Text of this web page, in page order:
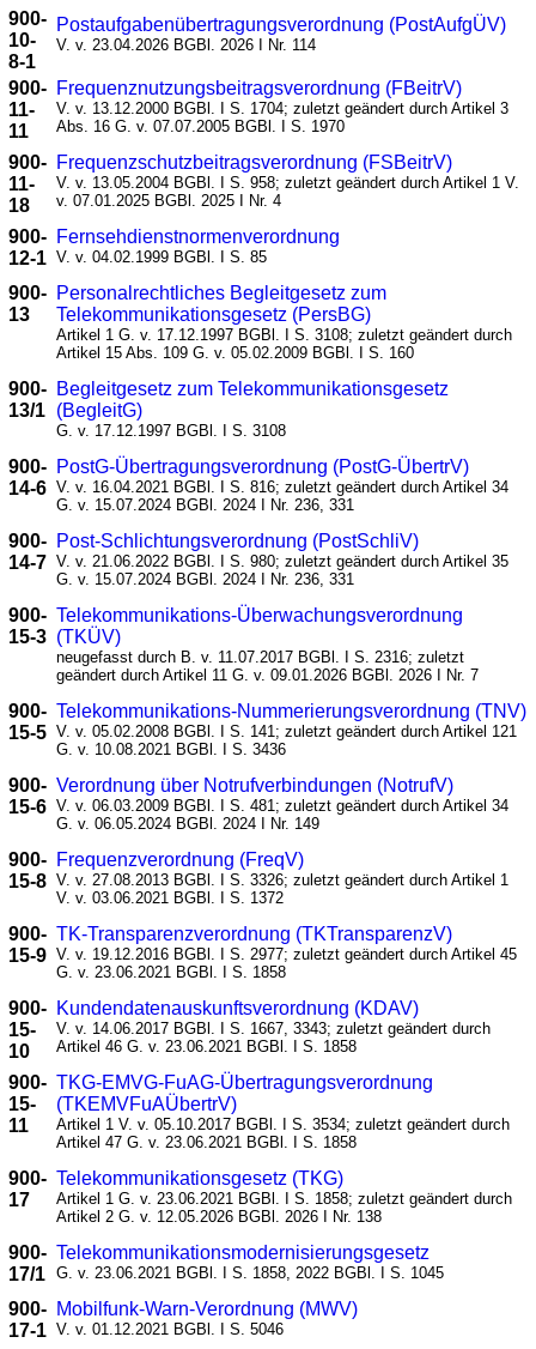
900-
10-
8-1
Postaufgabenübertragungsverordnung (PostAufgÜV)
V. v. 23.04.2026 BGBl. 2026 I Nr. 114
900-
11-
11
Frequenznutzungsbeitragsverordnung (FBeitrV)
V. v. 13.12.2000 BGBl. I S. 1704; zuletzt geändert durch Artikel 3
Abs. 16 G. v. 07.07.2005 BGBl. I S. 1970
900-
11-
18
Frequenzschutzbeitragsverordnung (FSBeitrV)
V. v. 13.05.2004 BGBl. I S. 958; zuletzt geändert durch Artikel 1 V.
v. 07.01.2025 BGBl. 2025 I Nr. 4
900-
12-1
Fernsehdienstnormenverordnung
V. v. 04.02.1999 BGBl. I S. 85
900-
13
Personalrechtliches Begleitgesetz zum
Telekommunikationsgesetz (PersBG)
Artikel 1 G. v. 17.12.1997 BGBl. I S. 3108; zuletzt geändert durch
Artikel 15 Abs. 109 G. v. 05.02.2009 BGBl. I S. 160
900-
13/1
Begleitgesetz zum Telekommunikationsgesetz
(BegleitG)
G. v. 17.12.1997 BGBl. I S. 3108
900-
14-6
PostG-Übertragungsverordnung (PostG-ÜbertrV)
V. v. 16.04.2021 BGBl. I S. 816; zuletzt geändert durch Artikel 34
G. v. 15.07.2024 BGBl. 2024 I Nr. 236, 331
900-
14-7
Post-Schlichtungsverordnung (PostSchliV)
V. v. 21.06.2022 BGBl. I S. 980; zuletzt geändert durch Artikel 35
G. v. 15.07.2024 BGBl. 2024 I Nr. 236, 331
900-
15-3
Telekommunikations-Überwachungsverordnung
(TKÜV)
neugefasst durch B. v. 11.07.2017 BGBl. I S. 2316; zuletzt
geändert durch Artikel 11 G. v. 09.01.2026 BGBl. 2026 I Nr. 7
900-
15-5
Telekommunikations-Nummerierungsverordnung (TNV)
V. v. 05.02.2008 BGBl. I S. 141; zuletzt geändert durch Artikel 121
G. v. 10.08.2021 BGBl. I S. 3436
900-
15-6
Verordnung über Notrufverbindungen (NotrufV)
V. v. 06.03.2009 BGBl. I S. 481; zuletzt geändert durch Artikel 34
G. v. 06.05.2024 BGBl. 2024 I Nr. 149
900-
15-8
Frequenzverordnung (FreqV)
V. v. 27.08.2013 BGBl. I S. 3326; zuletzt geändert durch Artikel 1
V. v. 03.06.2021 BGBl. I S. 1372
900-
15-9
TK-Transparenzverordnung (TKTransparenzV)
V. v. 19.12.2016 BGBl. I S. 2977; zuletzt geändert durch Artikel 45
G. v. 23.06.2021 BGBl. I S. 1858
900-
15-
10
Kundendatenauskunftsverordnung (KDAV)
V. v. 14.06.2017 BGBl. I S. 1667, 3343; zuletzt geändert durch
Artikel 46 G. v. 23.06.2021 BGBl. I S. 1858
900-
15-
11
TKG-EMVG-FuAG-Übertragungsverordnung
(TKEMVFuAÜbertrV)
Artikel 1 V. v. 05.10.2017 BGBl. I S. 3534; zuletzt geändert durch
Artikel 47 G. v. 23.06.2021 BGBl. I S. 1858
900-
17
Telekommunikationsgesetz (TKG)
Artikel 1 G. v. 23.06.2021 BGBl. I S. 1858; zuletzt geändert durch
Artikel 2 G. v. 12.05.2026 BGBl. 2026 I Nr. 138
900-
17/1
Telekommunikationsmodernisierungsgesetz
G. v. 23.06.2021 BGBl. I S. 1858, 2022 BGBl. I S. 1045
900-
17-1
Mobilfunk-Warn-Verordnung (MWV)
V. v. 01.12.2021 BGBl. I S. 5046